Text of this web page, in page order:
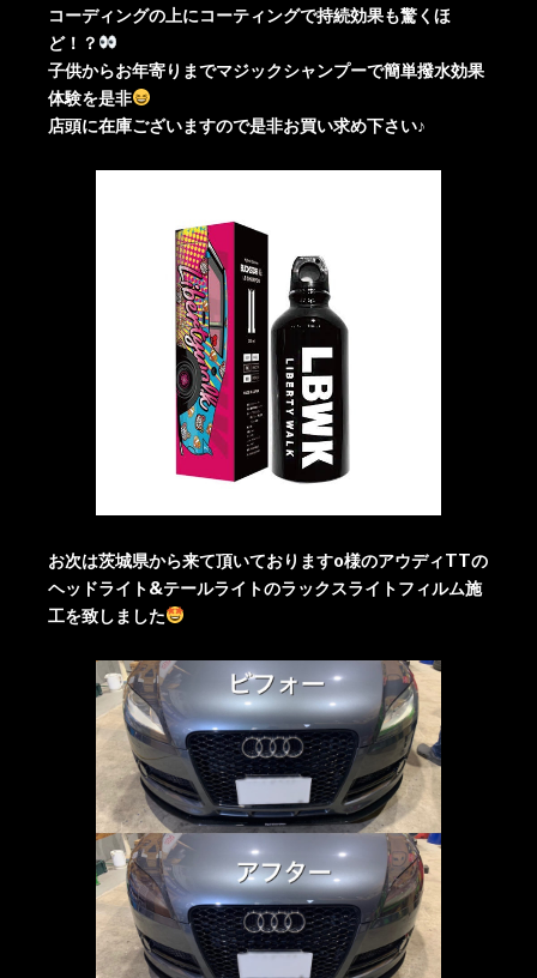
コーディングの上にコーティングで持続効果も驚くほ
ど！？
子供からお年寄りまでマジックシャンプーで簡単撥水効果
体験を是非
店頭に在庫ございますので是非お買い求め下さい♪
お次は茨城県から来て頂いておりますo様のアウディTTの
ヘッドライト&テールライトのラックスライトフィルム施
工を致しました